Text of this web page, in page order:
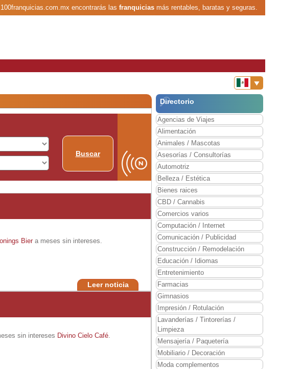
encontrarás las franquiciasmás rentables, baratas y seguras.
Buscar
Bier a meses sin intereses.
Leer noticia
sin intereses Divino Cielo Café
Directorio
Agencias de Viajes
Alimentación
Animales / Mascotas
Asesorías / Consultorías
Automotriz
Belleza / Estética
Bienes raices
CBD / Cannabis
Comercios varios
Computación / Internet
Comunicación / Publicidad
Construcción / Remodelación
Educación / Idiomas
Entretenimiento
Farmacias
Gimnasios
Impresión / Rotulación
Lavanderías / Tintorerías /
Limpieza
Mensajería / Paquetería
Mobiliario / Decoración
Moda complementos